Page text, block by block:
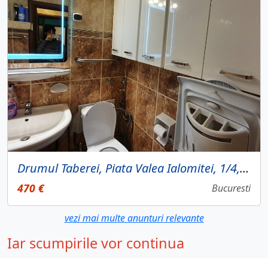
Drumul Taberei, Piata Valea Ialomitei, 1/4, centrala
470 € Bucuresti
vezi mai multe anunturi relevante
Iar scumpirile vor continua